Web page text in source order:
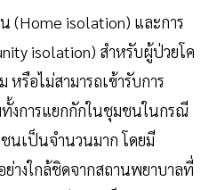
(Home isolation) และการ
isolation) สำหรับผู้ป่วยโค
หรือไม่สามารถเข้ารับการ
ทั้งการแยกกักในชุมชนในกรณี
นเป็นจำนวนมาก โดยมี
ย่างใกล้ชิดจากสถานพยาบาลที่